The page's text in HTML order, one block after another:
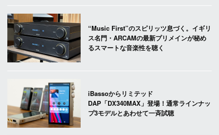
“Music First”のスピリッツ息づく。イギリ
ス名門・ARCAMの最新プリメインが秘め
るスマートな音楽性を聴く
iBassoからリミテッド
DAP「DX340MAX」登場！通常ラインナッ
プ3モデルとあわせて一斉試聴